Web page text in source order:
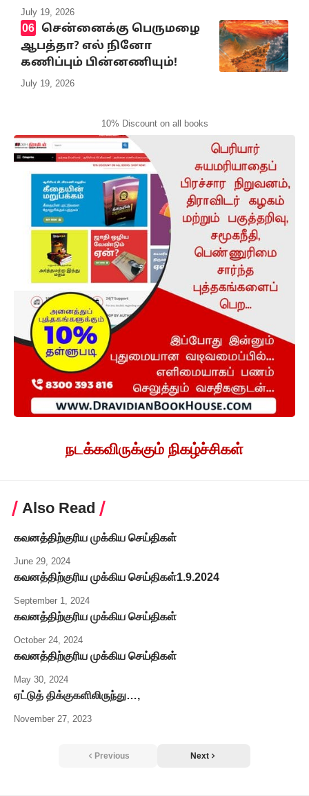
July 19, 2026
சென்னைக்கு பெருமழை
ஆபத்தா? எல் நினோ
கணிப்பும் பின்னணியும்!
July 19, 2026
10% Discount on all books
நடக்கவிருக்கும் நிகழ்ச்சிகள்
Also Read
கவனத்திற்குரிய முக்கிய செய்திகள்
June 29, 2024
கவனத்திற்குரிய முக்கிய செய்திகள்1.9.2024
September 1, 2024
கவனத்திற்குரிய முக்கிய செய்திகள்
October 24, 2024
கவனத்திற்குரிய முக்கிய செய்திகள்
May 30, 2024
ஏட்டுத் திக்குகளிலிருந்து…,
November 27, 2023
Previous Next